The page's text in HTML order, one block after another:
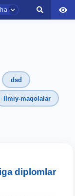
dsd
Ilmiy-maqolalar
diplomlar